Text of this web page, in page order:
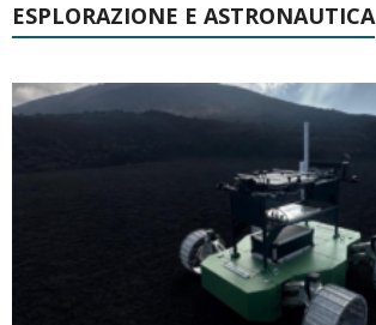
ESPLORAZIONE E ASTRONAUTICA